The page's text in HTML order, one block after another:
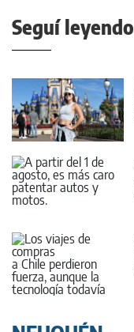
Seguí leyendo